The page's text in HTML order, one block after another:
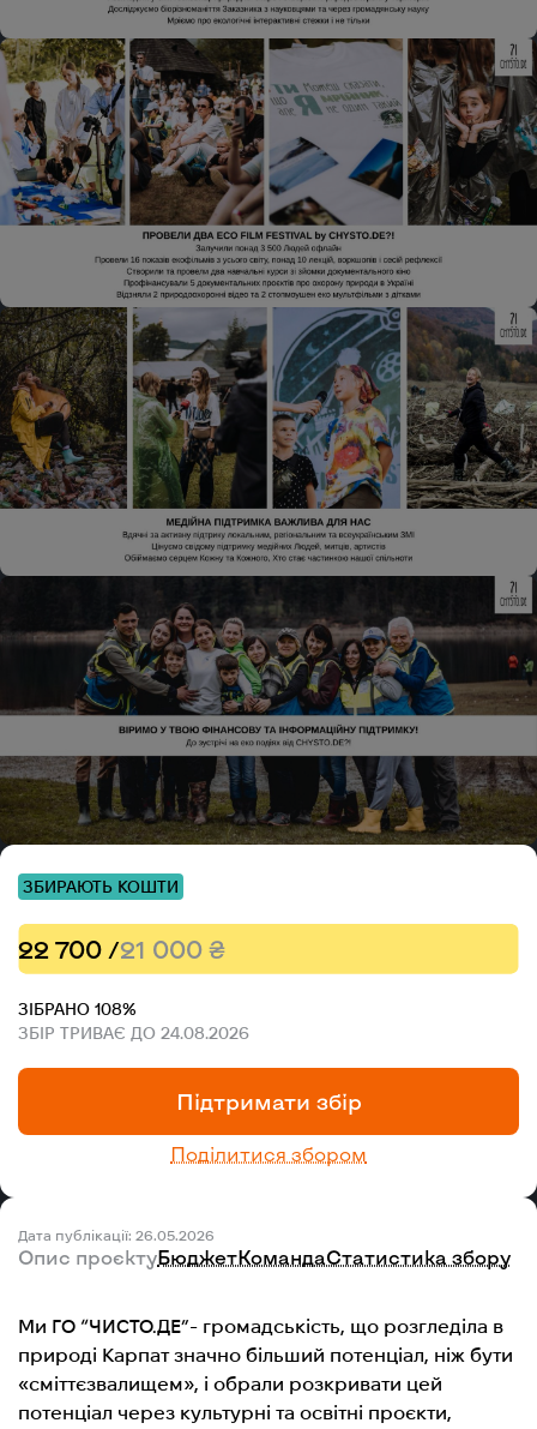
ЗБИРАЮТЬ КОШТИ
22 700 /21 000 ₴
ЗІБРАНО 108%
ЗБІР ТРИВАЄ ДО 24.08.2026
Підтримати збір
Поділитися збором
Дата публікації: 26.05.2026
Опис проєктуБюджетКомандаСтатистика збору
Ми ГО “ЧИСТО.ДЕ”- громадськість, що розгледіла в
природі Карпат значно більший потенціал, ніж бути
«сміттєзвалищем», і обрали розкривати цей
потенціал через культурні та освітні проєкти,